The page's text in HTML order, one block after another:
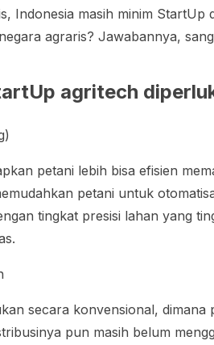
Indonesia masih minim StartUp
agraris? Jawabannya,
agritech
)
petani lebih bisa efisien
petani untuk
tingkat presisi lahan yang
secara konvensional, dimana
pun masih belum